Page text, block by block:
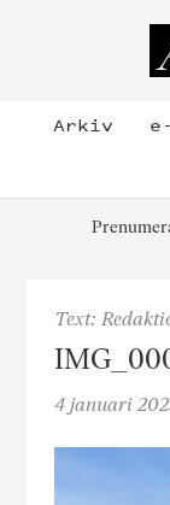
Arkiv
Text:
4 januari